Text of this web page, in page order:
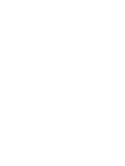
Na
Ormoško
Ormož,
Vox
moderni
UP«, ki